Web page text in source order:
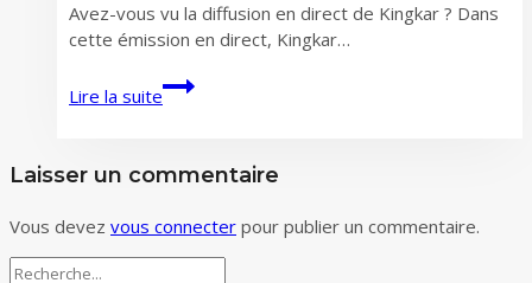
Avez-vous vu la diffusion en direct de Kingkar ? Dans
cette émission en direct, Kingkar…
Lire la suite
Saisir
les
opportunités
d’investissement
Laisser un commentaire
Vous devez vous connecter pour publier un commentaire.
Rechercher